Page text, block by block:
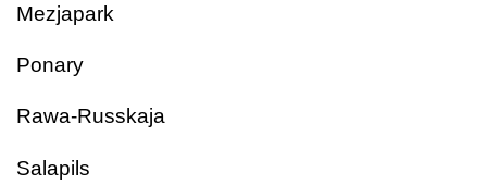
Mezjapark
Ponary
Rawa-Russkaja
Salapils